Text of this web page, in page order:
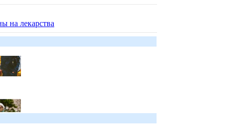
на лекарства